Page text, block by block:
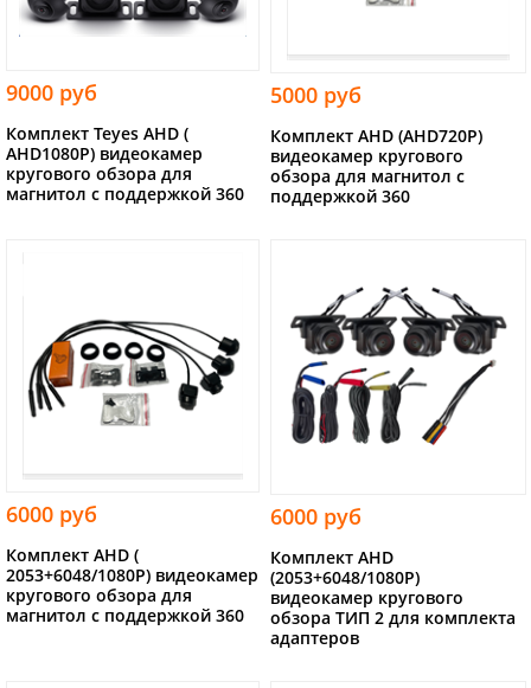
9000 руб
Комплект Teyes AHD (
AHD1080P) видеокамер
кругового обзора для
магнитол с поддержкой 360
5000 руб
Комплект AHD (AHD720P)
видеокамер кругового
обзора для магнитол с
поддержкой 360
6000 руб
Комплект AHD (
2053+6048/1080P) видеокамер
кругового обзора для
магнитол с поддержкой 360
6000 руб
Комплект AHD
(2053+6048/1080P)
видеокамер кругового
обзора ТИП 2 для комплекта
адаптеров